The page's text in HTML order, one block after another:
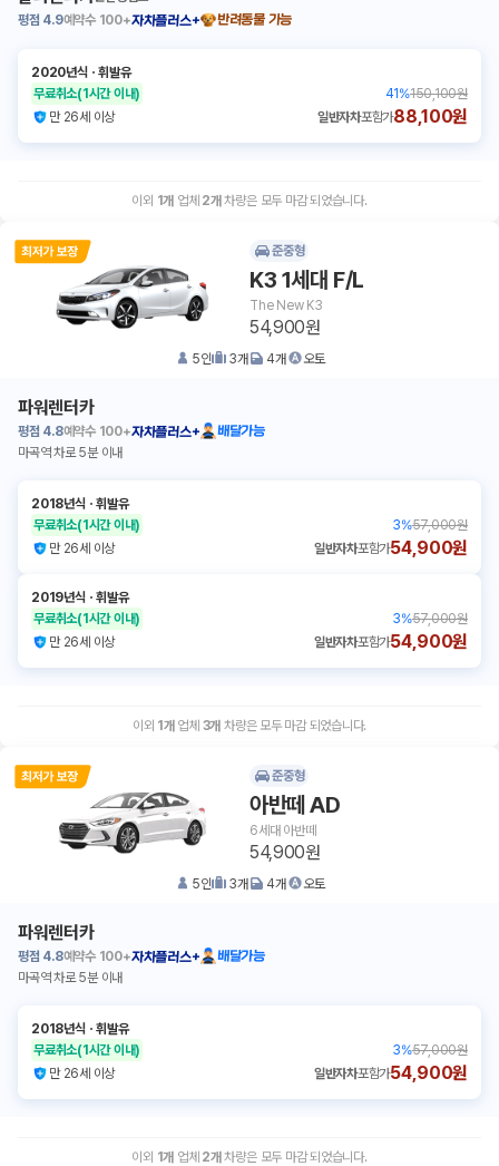
평점 4.9예약수 100+자차플러스+ 반려동물 가능
2020년식 ㆍ휘발유
무료취소(1시간 이내) 41 %150,100원
만 26세 이상
일반자차포함가88,100원
이외 1개 업체 2개 차량은 모두 마감 되었습니다.
준중형
K3 1세대 F/L
The New K3
54,900원
5인 3개 4개 오토
파워렌터카
평점 4.8예약수 100+자차플러스+
배달가능
마곡역 차로 5분 이내
2018년식 ㆍ휘발유
무료취소(1시간 이내) 3%57,000원
만 26세 이상
일반자차포함가54,900원
2019년식 ㆍ휘발유
무료취소(1시간 이내) 3%57,000원
만 26세 이상
일반자차포함가54,900원
이외 1 개 업체 3개 차량은 모두 마감 되었습니다.
준중형
아반떼 AD
6세대 아반떼
54,900원
5인 3개 4개 오토
파워렌터카
평점 4.8예약수 100+자차플러스+
배달가능
마곡역 차로 5분 이내
2018년식 ㆍ휘발유
무료취소(1시간 이내) 3%57,000원
만 26세 이상
일반자차포함가54,900원
이외 1개 업체 2개 차량은 모두 마감 되었습니다.